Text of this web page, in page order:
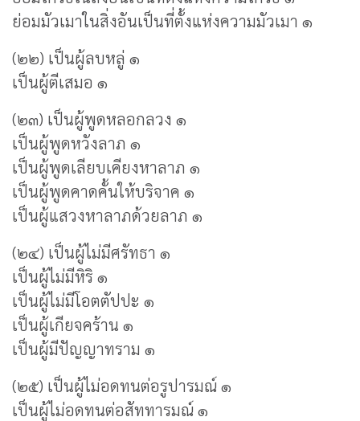
ย่อมมัวเมาในสิ่งอันเป็นที่ตั้งแห่งความมัวเมา ๑
(๒๒) เป็นผู้ลบหลู่ ๑
เป็นผู้ตีเสมอ ๑
(๒๓) เป็นผู้พูดหลอกลวง ๑
เป็นผู้พูดหวังลาภ ๑
เป็นผู้พูดเลียบเคียงหาลาภ ๑
เป็นผู้พูดคาดคั้นให้บริจาค ๑
เป็นผู้แสวงหาลาภด้วยลาภ ๑
(๒๔) เป็นผู้ไม่มีศรัทธา ๑
เป็นผู้ไม่มีหิริ ๑
เป็นผู้ไม่มีโอตตัปปะ ๑
เป็นผู้เกียจคร้าน ๑
เป็นผู้มีปัญญาทราม ๑
(๒๕) เป็นผู้ไม่อดทนต่อรูปารมณ์ ๑
เป็นผู้ไม่อดทนต่อสัททารมณ์ ๑